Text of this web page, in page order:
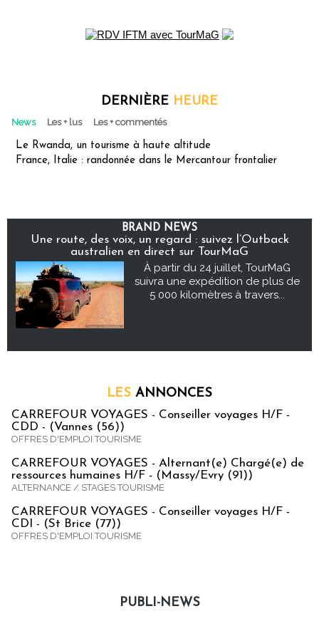
DERNIÈRE HEURE
News Les + lus Les + commentés
Le Rwanda, un tourisme à haute altitude
France, Italie : randonnée dans le Mercantour frontalier
BRAND NEWS
Une route, des voix, un regard : suivez l’Outback
australien en direct sur TourMaG
À partir du 24 juillet, TourMaG
suivra une expédition de plus de
5 000 kilomètres à travers...
LES ANNONCES
CARREFOUR VOYAGES - Conseiller voyages H/F -
CDD - (Vannes (56))
OFFRES D'EMPLOI TOURISME
CARREFOUR VOYAGES - Alternant(e) Chargé(e) de
ressources humaines H/F - (Massy/Evry (91))
ALTERNANCE / STAGES TOURISME
CARREFOUR VOYAGES - Conseiller voyages H/F -
CDI - (St Brice (77))
OFFRES D'EMPLOI TOURISME
PUBLI-NEWS